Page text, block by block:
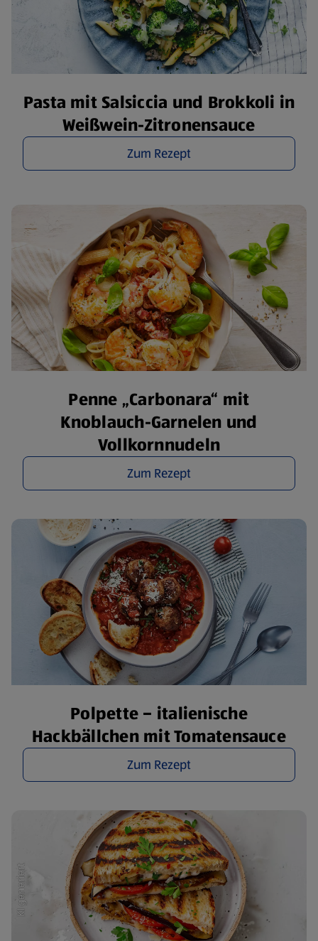
Pasta mit Salsiccia und Brokkoli in
Weißwein-Zitronensauce
Zum Rezept
Penne „Carbonara“ mit
Knoblauch-Garnelen und
Vollkornnudeln
Zum Rezept
Polpette – italienische
Hackbällchen mit Tomatensauce
Zum Rezept